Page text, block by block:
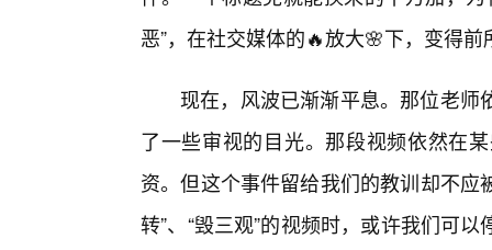
恶”，在社交媒体的🔥放大🌸下，变得
现在，风波已渐渐平息。那位老师
了一些审视的目光。那段视频依然在
资。但这个事件留给我们的教训却不应
转”、“毁三观”的视频时，或许我们可